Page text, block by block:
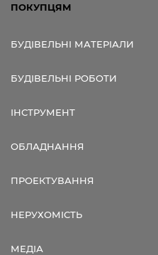
ПОКУПЦЯМ
БУДІВЕЛЬНІ МАТЕРІАЛИ
БУДІВЕЛЬНІ РОБОТИ
ІНСТРУМЕНТ
ОБЛАДНАННЯ
ПРОЕКТУВАННЯ
НЕРУХОМІСТЬ
МЕДІА